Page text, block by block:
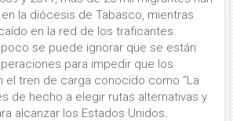
la diócesis de Tabasco, mientras
en la red de los traficantes.
se puede ignorar que se están
para impedir que los
el tren de carga conocido como “La
de hecho a elegir rutas alternativas y
alcanzar los Estados Unidos.